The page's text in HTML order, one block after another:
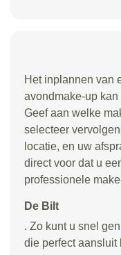
Het inplannen van
avondmake-up
Geef aan welke
selecteer
locatie, en uw
direct voor dat u
professionele
De Bilt
. Zo kunt u snel
die perfect